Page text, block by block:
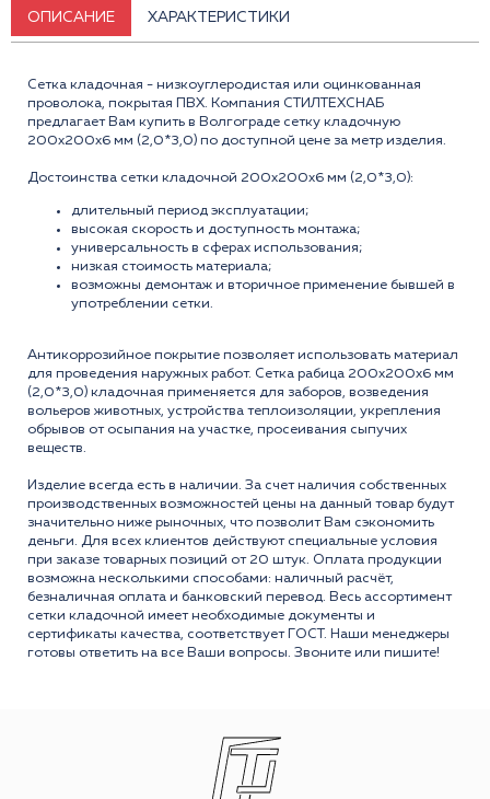
ОПИСАНИЕ ХАРАКТЕРИСТИКИ
Сетка кладочная - низкоуглеродистая или оцинкованная
проволока, покрытая ПВХ. Компания СТИЛТЕХСНАБ
предлагает Вам купить в Волгограде сетку кладочную
200x200x6 мм (2,0*3,0) по доступной цене за метр изделия.
Достоинства сетки кладочной 200x200x6 мм (2,0*3,0):
длительный период эксплуатации;
высокая скорость и доступность монтажа;
универсальность в сферах использования;
низкая стоимость материала;
возможны демонтаж и вторичное применение бывшей в
употреблении сетки.
Антикоррозийное покрытие позволяет использовать материал
для проведения наружных работ. Сетка рабица 200x200x6 мм
(2,0*3,0) кладочная применяется для заборов, возведения
вольеров животных, устройства теплоизоляции, укрепления
обрывов от осыпания на участке, просеивания сыпучих
веществ.
Изделие всегда есть в наличии. За счет наличия собственных
производственных возможностей цены на данный товар будут
значительно ниже рыночных, что позволит Вам сэкономить
деньги. Для всех клиентов действуют специальные условия
при заказе товарных позиций от 20 штук. Оплата продукции
возможна несколькими способами: наличный расчёт,
безналичная оплата и банковский перевод. Весь ассортимент
сетки кладочной имеет необходимые документы и
сертификаты качества, соответствует ГОСТ. Наши менеджеры
готовы ответить на все Ваши вопросы. Звоните или пишите!